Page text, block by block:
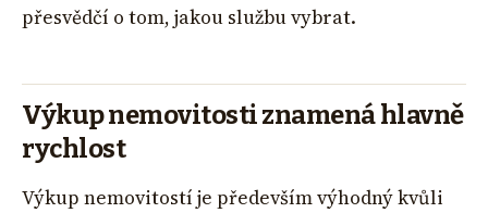
přesvědčí o tom, jakou službu vybrat.
Výkup nemovitosti znamená hlavně
rychlost
Výkup nemovitostí je především výhodný kvůli